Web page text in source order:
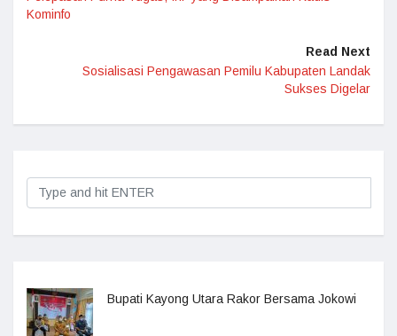
Kominfo
Read Next
Sosialisasi Pengawasan Pemilu Kabupaten Landak
Sukses Digelar
Bupati Kayong Utara Rakor Bersama Jokowi